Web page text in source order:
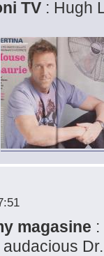
TV : Hugh
magasine